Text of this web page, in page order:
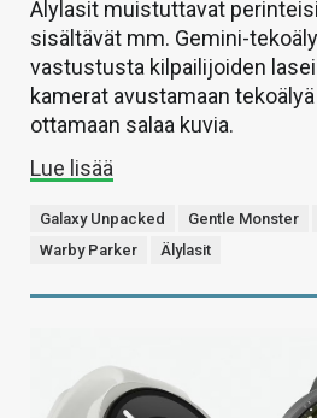
Älylasit muistuttavat
sisältävät mm. Gemini-
vastustusta kilpailijoiden
kamerat avustamaan
ottamaan salaa kuvia.
Lue lisää
Galaxy Unpacked Gentle Monster
Warby Parker
Älylasit